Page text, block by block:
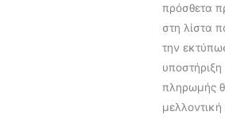
πρόσθετα
στη λίστα
την
πληρωμής